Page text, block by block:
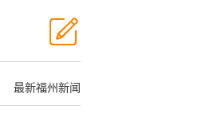
最新福州新闻